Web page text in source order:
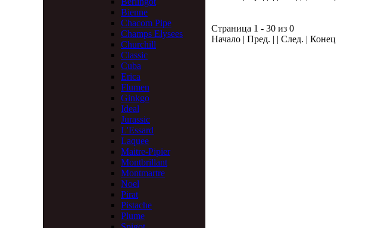
Bienne
Chacom Pipe
Champs Elysees
Churchill
Classic
Cuba
Erica
Flumen
Ginkgo
Ideal
Jurassic
L'Essard
Laquee
Maitre-Pipier
Montbrillant
Montmartre
Noel
Pirat
Pistache
Plume
Страница 1 - 30 из 0
Начало | Пред. | | След. | Конец